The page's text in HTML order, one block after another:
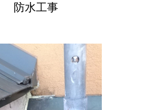
防水工事